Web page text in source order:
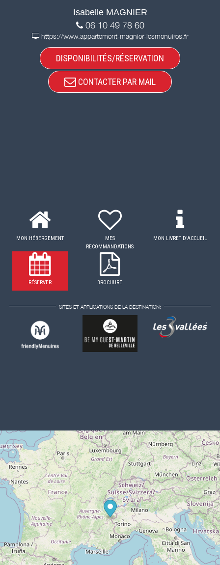
Isabelle MAGNIER
06 10 49 78 60
https://www.appartement-magnier-lesmenuires.fr
DISPONIBILITÉS/RÉSERVATION
CONTACTER PAR MAIL
MON HÉBERGEMENT
MES
RECOMMANDATIONS
MON LIVRET D'ACCUEIL
RÉSERVER BROCHURE
SITES ET APPLICATIONS DE LA DESTINATION: